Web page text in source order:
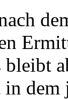
in